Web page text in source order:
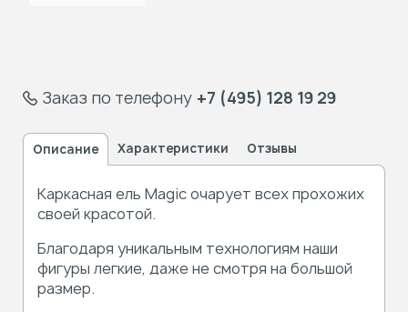
Заказ по телефону +7 (495) 128 19 29
Описание Характеристики Отзывы
Каркасная ель Magic очарует всех прохожих
своей красотой.
Благодаря уникальным технологиям наши
фигуры легкие, даже не смотря на большой
размер.